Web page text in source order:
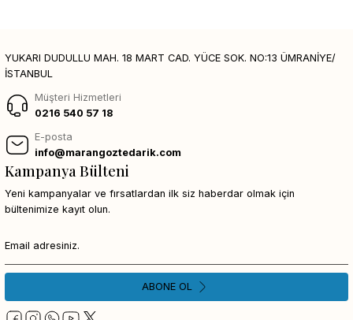
YUKARI DUDULLU MAH. 18 MART CAD. YÜCE SOK. NO:13 ÜMRANİYE/
İSTANBUL
Müşteri Hizmetleri
0216 540 57 18
E-posta
info@marangoztedarik.com
Kampanya Bülteni
Yeni kampanyalar ve fırsatlardan ilk siz haberdar olmak için
bültenimize kayıt olun.
ABONE OL